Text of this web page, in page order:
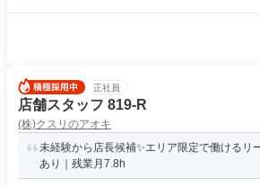
正社員
店舗スタッフ 819-R
(株)クスリのアオキ
未経験から店長候補✨エリア限定で働けるリ
あり｜残業月7.8h